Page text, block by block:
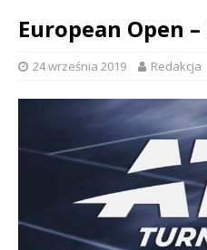
European Open
24 września 2019 Redakcja